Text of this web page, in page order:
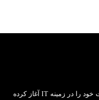
مجموعه اپل مارکت از سال ۱۳۷۶ فعالیت خود را در زمینه IT آغاز کرده